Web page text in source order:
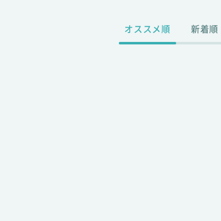
オススメ順 新着順